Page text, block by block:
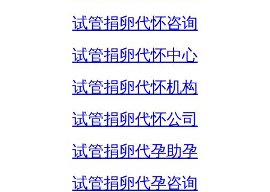
试管捐卵代怀咨询
试管捐卵代怀中心
试管捐卵代怀机构
试管捐卵代怀公司
试管捐卵代孕助孕
试管捐卵代孕咨询